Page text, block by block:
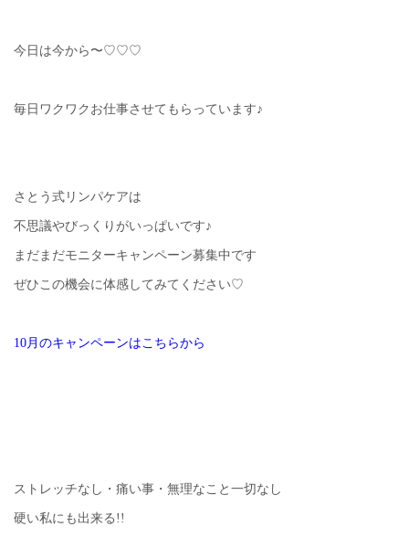
今日は今から〜♡♡♡
毎日ワクワクお仕事させてもらっています♪
さとう式リンパケアは
不思議やびっくりがいっぱいです♪
まだまだモニターキャンペーン募集中です
ぜひこの機会に体感してみてください♡
10月のキャンペーンはこちらから
ストレッチなし・痛い事・無理なこと一切なし
硬い私にも出来る!!